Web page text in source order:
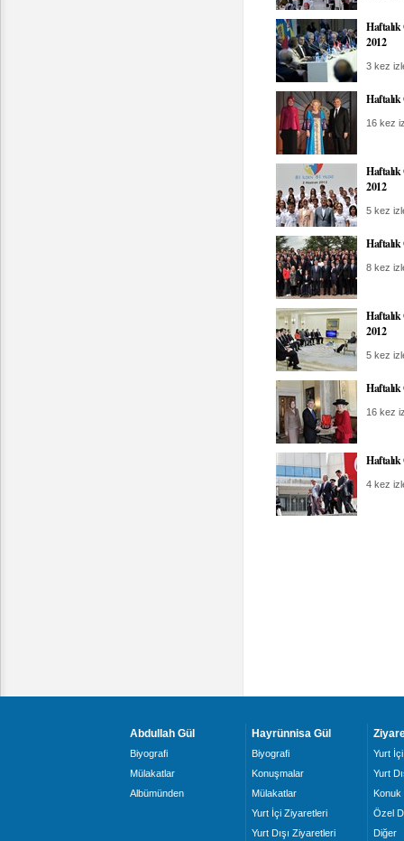
Haftalık
2012
3 kez
Haftalık
16 kez
Haftalık
2012
5 kez
Haftalık
8 kez
Haftalık
2012
5 kez
Haftalık
16 kez
Haftalık
4 kez
Abdullah Gül
Biyografi
Mülakatlar
Albümünden
Hayrünnisa Gül
Biyografi
Konuşmalar
Mülakatlar
Yurt İçi Ziyaretleri
Yurt Dışı Ziyaretleri
Yurt İçi
Yurt
Konuk
Özel
Diğer